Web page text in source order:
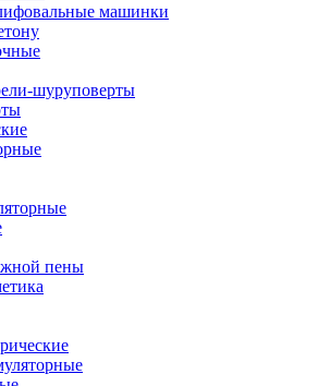
машинки
шуруповерты
пены